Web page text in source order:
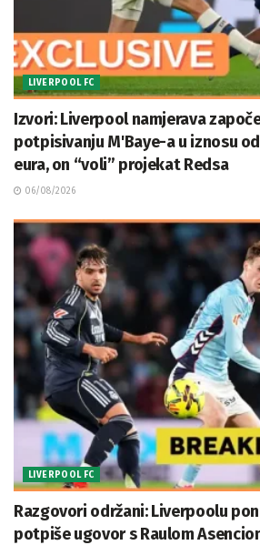
LIVERPOOL FC
Izvori: Liverpool namjerava
potpisivanju M'Baye-a u iznosu
eura, on “voli” projekat Redsa
06/08/2026
LIVERPOOL FC
Razgovori održani: Liverpoolu
potpiše ugovor s Raulom